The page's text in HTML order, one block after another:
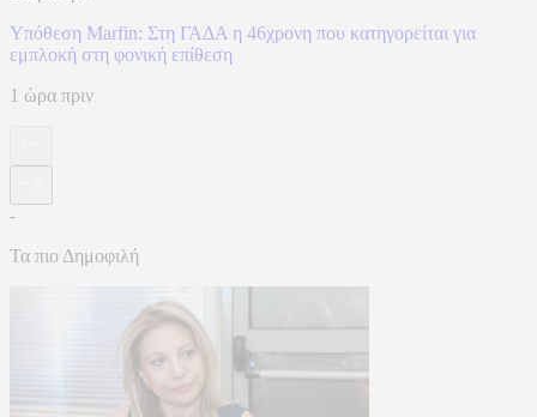
Υπόθεση Marfin: Στη ΓΑΔΑ η 46χρονη που κατηγορείται για
εμπλοκή στη φονική επίθεση
1 ώρα πριν
-
Τα πιο Δημοφιλή